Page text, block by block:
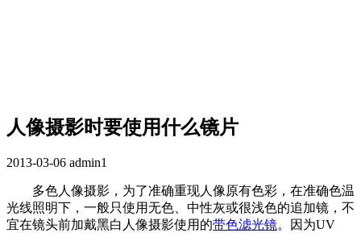
人像摄影时要使用什么镜片
2013-03-06 admin1
多色人像摄影，为了准确重现人像原有色彩，在准确色温
光线照明下，一般只使用无色、中性灰或很浅色的追加镜，不
宜在镜头前加戴黑白人像摄影使用的带色滤光镜。因为UV